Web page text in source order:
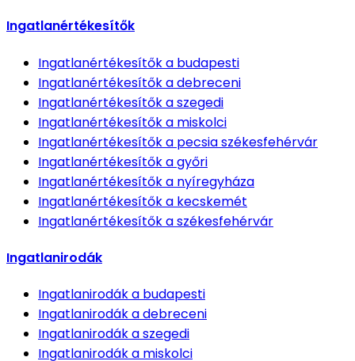
Ingatlanértékesítők
Ingatlanértékesítőka budapesti
Ingatlanértékesítőka debreceni
Ingatlanértékesítőka szegedi
Ingatlanértékesítőka miskolci
Ingatlanértékesítőka pecsia székesfehérvár
Ingatlanértékesítőka győri
Ingatlanértékesítőka nyíregyháza
Ingatlanértékesítőka kecskemét
Ingatlanértékesítőka székesfehérvár
Ingatlanirodák
Ingatlanirodáka budapesti
Ingatlanirodáka debreceni
Ingatlanirodáka szegedi
Ingatlanirodáka miskolci